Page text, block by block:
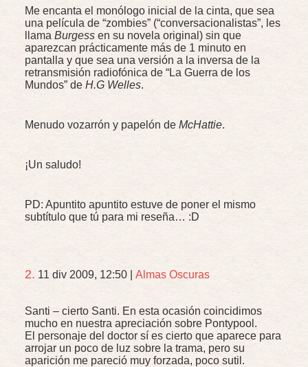
Me encanta el monólogo inicial de la cinta, que sea
una película de “zombies” (“conversacionalistas”, les
llama Burgess en su novela original) sin que
aparezcan prácticamente más de 1 minuto en
pantalla y que sea una versión a la inversa de la
retransmisión radiofónica de “La Guerra de los
Mundos” de H.G Welles.
Menudo vozarrón y papelón de McHattie.
¡Un saludo!
PD: Apuntito apuntito estuve de poner el mismo
subtítulo que tú para mi reseña… :D
2. 11 div 2009, 12:50 Almas Oscuras
Santi – cierto Santi. En esta ocasión coincidimos
mucho en nuestra apreciación sobre Pontypool.
El personaje del doctor sí es cierto que aparece para
arrojar un poco de luz sobre la trama, pero su
aparición me pareció muy forzada, poco sutil.